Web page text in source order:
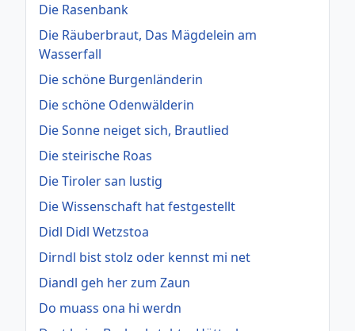
Die Rasenbank
Die Räuberbraut, Das Mägdelein am
Wasserfall
Die schöne Burgenländerin
Die schöne Odenwälderin
Die Sonne neiget sich, Brautlied
Die steirische Roas
Die Tiroler san lustig
Die Wissenschaft hat festgestellt
Didl Didl Wetzstoa
Dirndl bist stolz oder kennst mi net
Diandl geh her zum Zaun
Do muass ona hi werdn